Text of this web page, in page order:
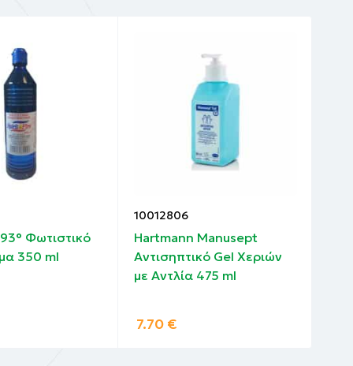
Φωτιστικό
350 ml
10012806
Hartmann Manusept
Αντισηπτικό Gel Χεριών
με Αντλία 475 ml
7.70 €